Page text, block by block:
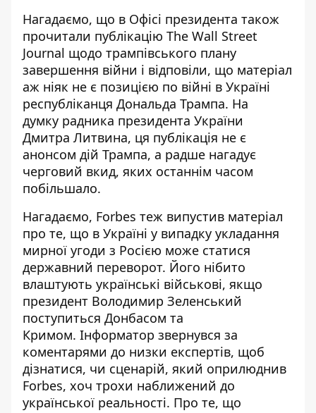
Нагадаємо, що в Офісі президента також
прочитали публікацію The Wall Street
Journal щодо трампівського плану
завершення війни і відповіли, що матеріал
аж ніяк не є позицією по війні в Україні
республіканця Дональда Трампа. На
думку радника президента України
Дмитра Литвина, ця публікація не є
анонсом дій Трампа, а радше нагадує
черговий вкид, яких останнім часом
побільшало.
Нагадаємо, Forbes теж випустив матеріал
про те, що в Україні у випадку укладання
мирної угоди з Росією може статися
державний переворот. Його нібито
влаштують українські військові, якщо
президент Володимир Зеленський
поступиться Донбасом та
Кримом. Інформатор звернувся за
коментарями до низки експертів, щоб
дізнатися, чи сценарій, який оприлюднив
Forbes, хоч трохи наближений до
української реальності. Про те, що